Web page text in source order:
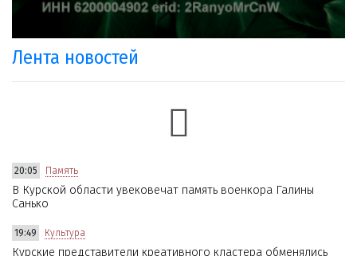
Лента новостей
20:05 Память
В Курской области увековечат память военкора Галины
Санько
19:49 Культура
Курские представители креативного кластера обменялись